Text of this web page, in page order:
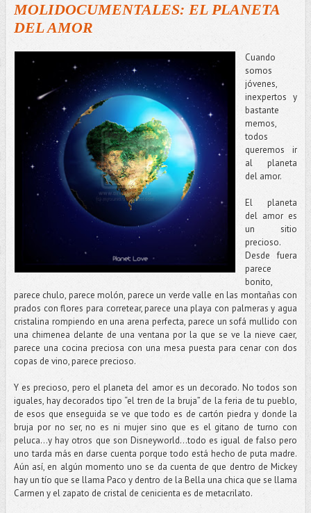
MOLIDOCUMENTALES: EL PLANETA
DEL AMOR
Cuando
somos
jóvenes,
inexpertos y
bastante
memos,
todos
queremos ir
al planeta
del amor.
El planeta
del amor es
un sitio
precioso.
Desde fuera
parece
bonito,
parece chulo, parece molón, parece un verde valle en las montañas con
prados con flores para corretear, parece una playa con palmeras y agua
cristalina rompiendo en una arena perfecta, parece un sofá mullido con
una chimenea delante de una ventana por la que se ve la nieve caer,
parece una cocina preciosa con una mesa puesta para cenar con dos
copas de vino, parece precioso.
Y es precioso, pero el planeta del amor es un decorado. No todos son
iguales, hay decorados tipo “el tren de la bruja” de la feria de tu pueblo,
de esos que enseguida se ve que todo es de cartón piedra y donde la
bruja por no ser, no es ni mujer sino que es el gitano de turno con
peluca…y hay otros que son Disneyworld…todo es igual de falso pero
uno tarda más en darse cuenta porque todo está hecho de puta madre.
Aún así, en algún momento uno se da cuenta de que dentro de Mickey
hay un tío que se llama Paco y dentro de la Bella una chica que se llama
Carmen y el zapato de cristal de cenicienta es de metacrilato.